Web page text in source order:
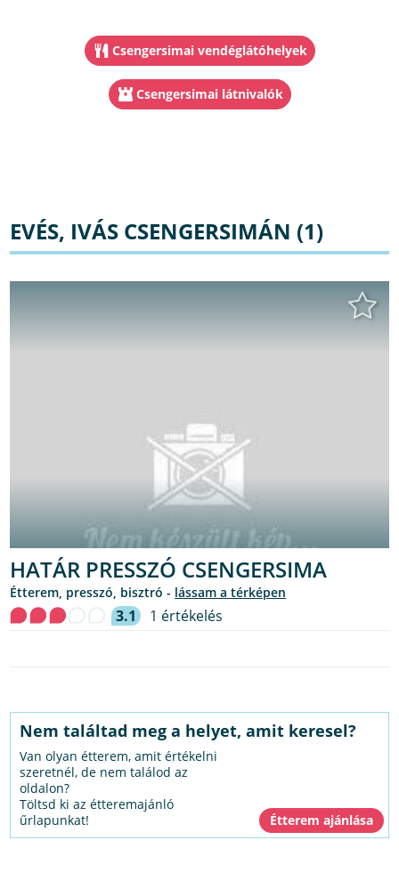
Csengersimai vendéglátóhelyek
Csengersimai látnivalók
EVÉS, IVÁS CSENGERSIMÁN (1)
HATÁR PRESSZÓ CSENGERSIMA
étterem, presszó, bisztró - lássam a térképen
3.1 1 értékelés
Nem találtad meg a helyet, amit keresel?
Van olyan étterem, amit értékelni
szeretnél, de nem találod az
oldalon?
Töltsd ki az étteremajánló
űrlapunkat!